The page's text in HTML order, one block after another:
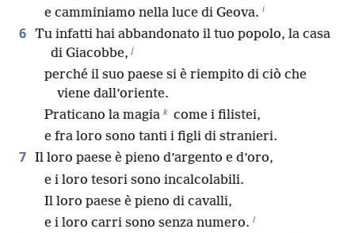
e camminiamo nella luce di Geova. i
6 Tu infatti hai abbandonato il tuo popolo, la casa
di Giacobbe, j
perché il suo paese si è riempito di ciò che
viene dall’oriente.
Praticano la magia k come i filistei,
e fra loro sono tanti i figli di stranieri.
7 Il loro paese è pieno d’argento e d’oro,
e i loro tesori sono incalcolabili.
Il loro paese è pieno di cavalli,
e i loro carri sono senza numero. l